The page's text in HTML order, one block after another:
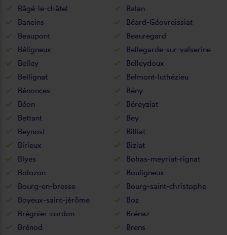
Bâgé-le-châtel
Balan
Baneins
Béard-Géovreissiat
Beaupont
Beauregard
Béligneux
Bellegarde-sur-valserine
Belley
Belleydoux
Bellignat
Belmont-luthézieu
Bénonces
Bény
Béon
Béreyziat
Bettant
Bey
Beynost
Billiat
Birieux
Biziat
Blyes
Bohas-meyriat-rignat
Bolozon
Bouligneux
Bourg-en-bresse
Bourg-saint-christophe
Boyeux-saint-jérôme
Boz
Brégnier-cordon
Brénaz
Brénod
Brens